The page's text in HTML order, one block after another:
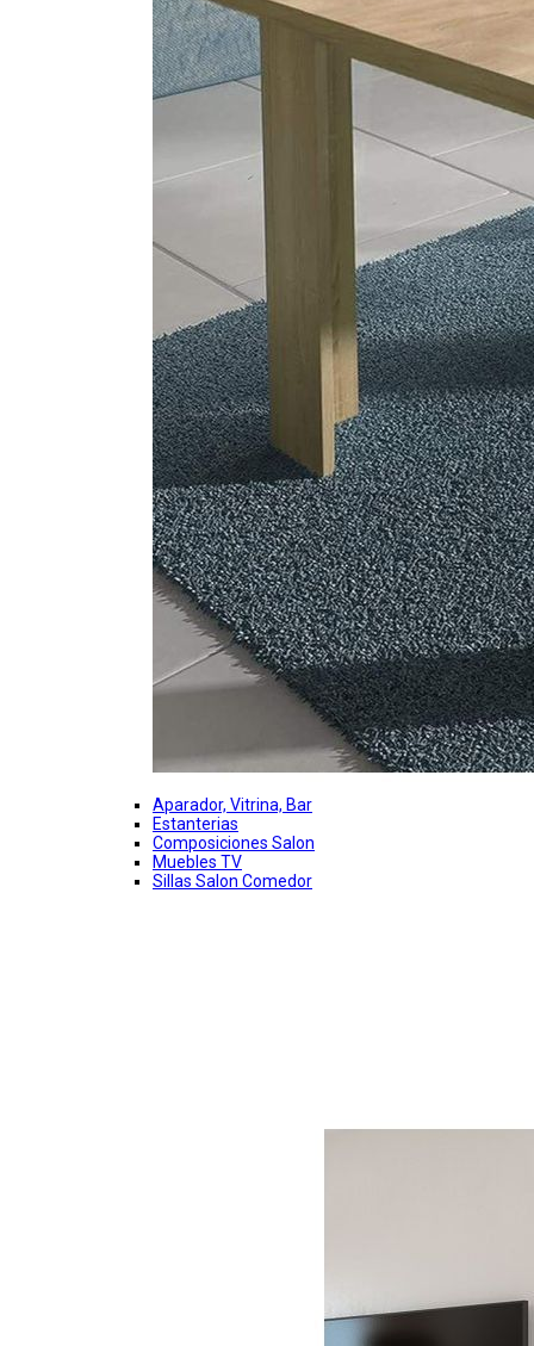
Aparador, Vitrina, Bar
Estanterias
Composiciones Salon
Muebles TV
Sillas Salon Comedor